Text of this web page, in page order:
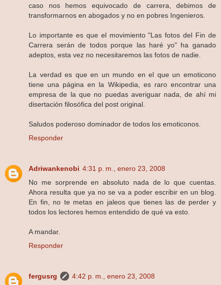
caso nos hemos equivocado de carrera, debimos de
transformarnos en abogados y no en pobres Ingenieros.
Lo importante es que el movimiento "Las fotos del Fin de
Carrera serán de todos porque las haré yo" ha ganado
adeptos, esta vez no necesitaremos las fotos de nadie.
La verdad es que en un mundo en el que un emoticono
tiene una página en la Wikipedia, es raro encontrar una
empresa de la que no puedas averiguar nada, de ahí mi
disertación filosófica del post original.
Saludos poderoso dominador de todos los emoticonos.
Responder
Adriwankenobi 4:31 p. m., enero 23, 2008
No me sorprende en absoluto nada de lo que cuentas.
Ahora resulta que ya no se va a poder escribir en un blog.
En fin, no te metas en jaleos que tienes las de perder y
todos los lectores hemos entendido de qué va esto.
A mandar.
Responder
fergusrg
4:42 p. m., enero 23, 2008